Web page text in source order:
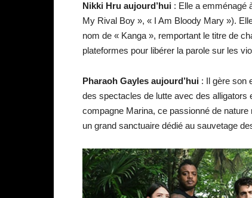
Nikki Hru aujourd’hui : Elle a emménagé
My Rival Boy », « I Am Bloody Mary »).
nom de « Kanga », remportant le titre de
plateformes pour libérer la parole sur les
Pharaoh Gayles aujourd’hui : Il gère son
des spectacles de lutte avec des
compagne Marina, ce passionné de nature
un grand sanctuaire dédié au sauvetage